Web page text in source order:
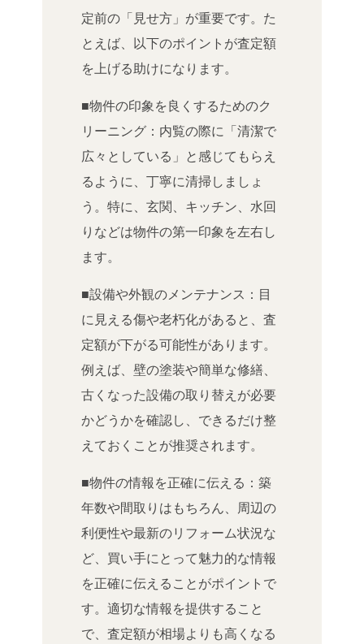
定前の「見せ方」が重要です。た
とえば、以下のポイントが査定額
を上げる助けになります。
■物件の印象を良くするためのク
リーニング：内覧の際に「清潔で
広々としている」と感じてもらえ
るように、丁寧に清掃しましょ
う。特に、玄関、キッチン、水回
りなどは物件の第一印象を左右し
ます。
■設備や外観のメンテナンス：目
に見える傷や老朽化があると、査
定額が下がる可能性があります。
例えば、壁の塗装や簡単な修繕、
古くなった設備の取り替えが必要
かどうかを確認し、できるだけ整
えておくことが推奨されます。
■物件の情報を正確に伝える：築
年数や間取りはもちろん、周辺の
利便性や最新のリフォーム状況な
ど、買い手にとって魅力的な情報
を正確に伝えることがポイントで
す。適切な情報を提供すること
で、査定額が相場よりも高くなる